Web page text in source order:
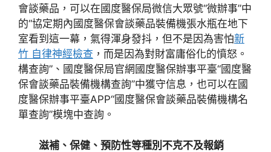
會談藥品，可以在國度醫保局微信大眾號“微辦事”中
的“協定期內國度醫保會談藥品裝備機張水瓶在地下
室看到這一幕，氣得渾身發抖，但不是因為害怕新
竹 自律神經檢查 ，而是因為對財富庸俗化的憤怒。
構查詢”、國度醫保局官網國度醫保辦事平臺“國度醫
保會談藥品裝備機構查詢”中獲守信息，也可以在國
度醫保辦事平臺APP“國度醫保會談藥品裝備機構名
單查詢”模塊中查詢。
滋補、保健、預防性等種別不克不及報銷